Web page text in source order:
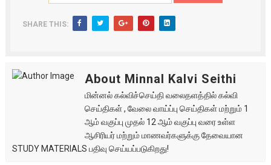
SHARE THIS:
About Minnal Kalvi Seithi
மின்னல் கல்விச்செய்தி வலைதளத்தில் கல்வி
செய்திகள் , வேலை வாய்ப்பு செய்திகள் மற்றும் 1
ஆம் வகுப்பு முதல் 12 ஆம் வகுப்பு வரை உள்ள
ஆசிரியர் மற்றும் மாணவர்களுக்கு தேவையான
STUDY MATERIALS பதிவு செய்யப்படுகிறது!